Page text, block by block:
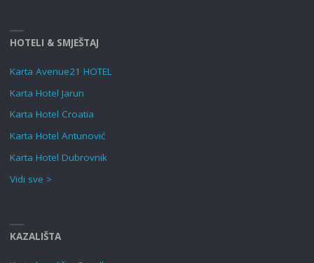
HOTELI & SMJEŠTAJ
Karta Avenue21 HOTEL
Karta Hotel Jarun
Karta Hotel Croatia
Karta Hotel Antunović
Karta Hotel Dubrovnik
Vidi sve >
KAZALIŠTA